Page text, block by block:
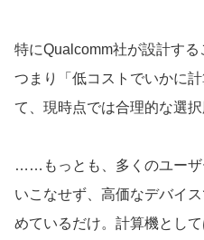
特にQualcomm社が設計する
つまり「低コストでいかに
て、現時点では合理的な選択
……もっとも、多くのユーザ
いこなせず、高価なデバイ
めているだけ。計算機とし